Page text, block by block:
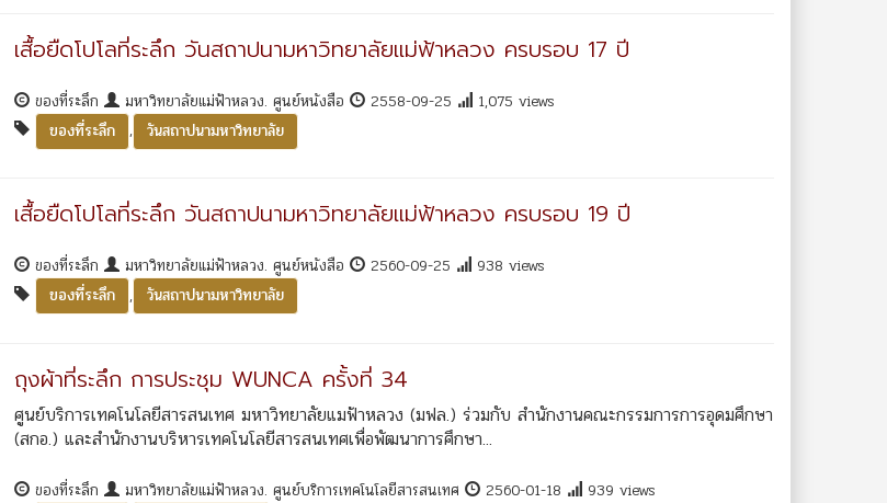
เสื้อยืดโปโลที่ระลึก วันสถาปนามหาวิทยาลัยแม่ฟ้าหลวง ครบรอบ 17 ปี
ของที่ระลึก มหาวิทยาลัยแม่ฟ้าหลวง. ศูนย์หนังสือ 2558-09-25
1,075 views
ของที่ระลึก
, วันสถาปนามหาวิทยาลัย
เสื้อยืดโปโลที่ระลึก วันสถาปนามหาวิทยาลัยแม่ฟ้าหลวง ครบรอบ 19 ปี
ของที่ระลึก มหาวิทยาลัยแม่ฟ้าหลวง. ศูนย์หนังสือ 2560-09-25
938 views
ของที่ระลึก
, วันสถาปนามหาวิทยาลัย
ถุงผ้าที่ระลึก การประชุม WUNCA ครั้งที่ 34
ศูนย์บริการเทคโนโลยีสารสนเทศ มหาวิทยาลัยแมฟ้าหลวง (มฟล.) ร่วมกับ สำนักงานคณะกรรมการการอุดมศึกษา
(สกอ.) และสำนักงานบริหารเทคโนโลยีสารสนเทศเพื่อพัฒนาการศึกษา...
ของที่ระลึก มหาวิทยาลัยแม่ฟ้าหลวง. ศูนย์บริการเทคโนโลยีสารสนเทศ 2560-01-18
939 views